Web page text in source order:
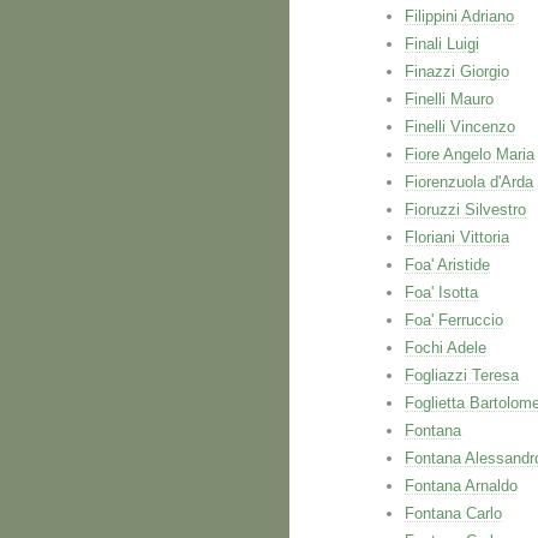
Filippini Adriano
Finali Luigi
Finazzi Giorgio
Finelli Mauro
Finelli Vincenzo
Fiore Angelo Maria
Fiorenzuola d'Arda
Fioruzzi Silvestro
Floriani Vittoria
Foa' Aristide
Foa' Isotta
Foa' Ferruccio
Fochi Adele
Fogliazzi Teresa
Foglietta
Fontana
Fontana
Fontana Arnaldo
Fontana Carlo